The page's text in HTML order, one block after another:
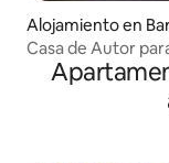
Alojamiento en
Casa de Autor